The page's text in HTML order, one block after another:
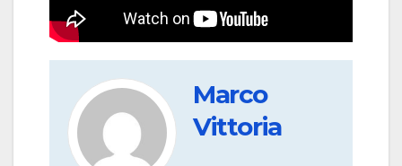
Marco
Vittoria